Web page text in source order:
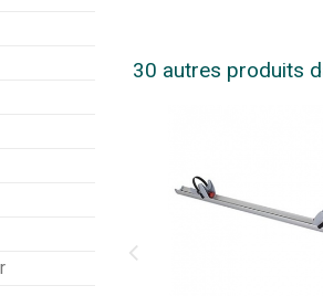
30 autres produits